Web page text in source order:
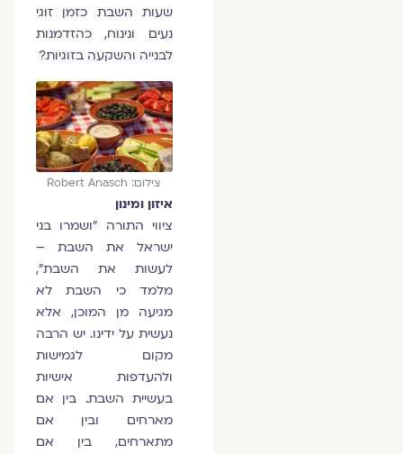
שעות השבת כזמן זוגי
נעים ונינוח, כהזדמנות
לבנייה והשקעה בזוגיות?
צילום: Robert Anasch
איזון ומינון
ציווי התורה "ושמרו בני
ישראל את השבת –
לעשות את השבת",
מלמד כי השבת לא
מגיעה מן המוכן, אלא
נעשית על ידינו. יש הרבה
מקום לגמישות
ולהעדפות אישיות
בעשיית השבת. בין אם
מארחים ובין אם
מתארחים, בין אם